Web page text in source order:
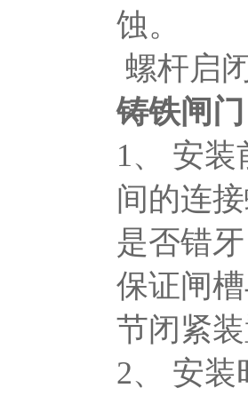
蚀。
螺杆启
铸铁闸门
1、 安
间的连
是否错
保证闸
节闭紧
2、 安装